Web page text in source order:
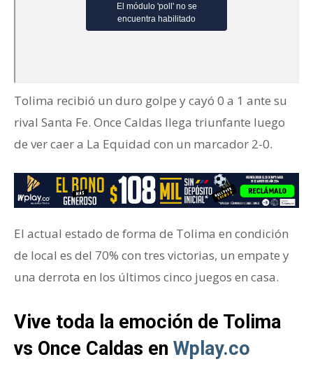
Tolima recibió un duro golpe y cayó 0 a 1 ante su
rival Santa Fe. Once Caldas llega triunfante luego
de ver caer a La Equidad con un marcador 2-0.
El actual estado de forma de Tolima en condición
de local es del 70% con tres victorias, un empate y
una derrota en los últimos cinco juegos en casa.
Vive toda la emoción de Tolima
vs Once Caldas en Wplay.co